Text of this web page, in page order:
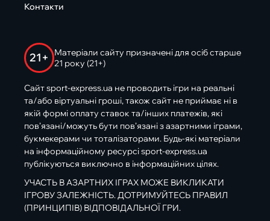
Контакти
21+
Матеріали сайту призначені для осіб старше
21 року (21+)
Сайт sport-express.ua не проводить ігри на реальні
та/або віртуальні гроші, також сайт не приймає ні в
якій формі оплату ставок та/інших платежів, які
пов’язані/можуть бути пов’язані з азартними іграми,
букмекерами чи тоталізаторами. Будь-які матеріали
на інформаційному ресурсі sport-express.ua
публікуються виключно в інформаційних цілях.
УЧАСТЬ В АЗАРТНИХ ІГРАХ МОЖЕ ВИКЛИКАТИ
ІГРОВУ ЗАЛЕЖНІСТЬ. ДОТРИМУЙТЕСЬ ПРАВИЛ
(ПРИНЦИПІВ) ВІДПОВІДАЛЬНОЇ ГРИ.